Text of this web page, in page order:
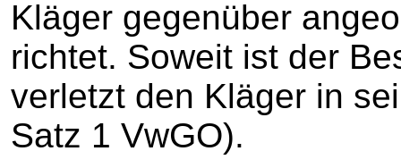
Kläger gegenüber
richtet. Soweit ist der
verletzt den Kläger in
Satz 1 VwGO).